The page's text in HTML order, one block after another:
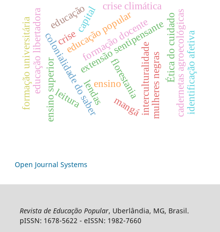
extensão sentipensante
colonialidade do saber
educação libertadora florestania Ética do cuidado
interculturalidade
formação docente
ensino superior cadernetas agroecológicas
educação popular
crise climática
crise
capital
formação universitária ensino
educação
mulheres negras
mangá
leitura identificação afetiva
lendas
Open Journal Systems
Revista de Educação Popular, Uberlândia, MG, Brasil.
pISSN: 1678-5622 - eISSN: 1982-7660